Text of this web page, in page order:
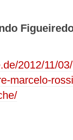
2012/11/
marcelo-